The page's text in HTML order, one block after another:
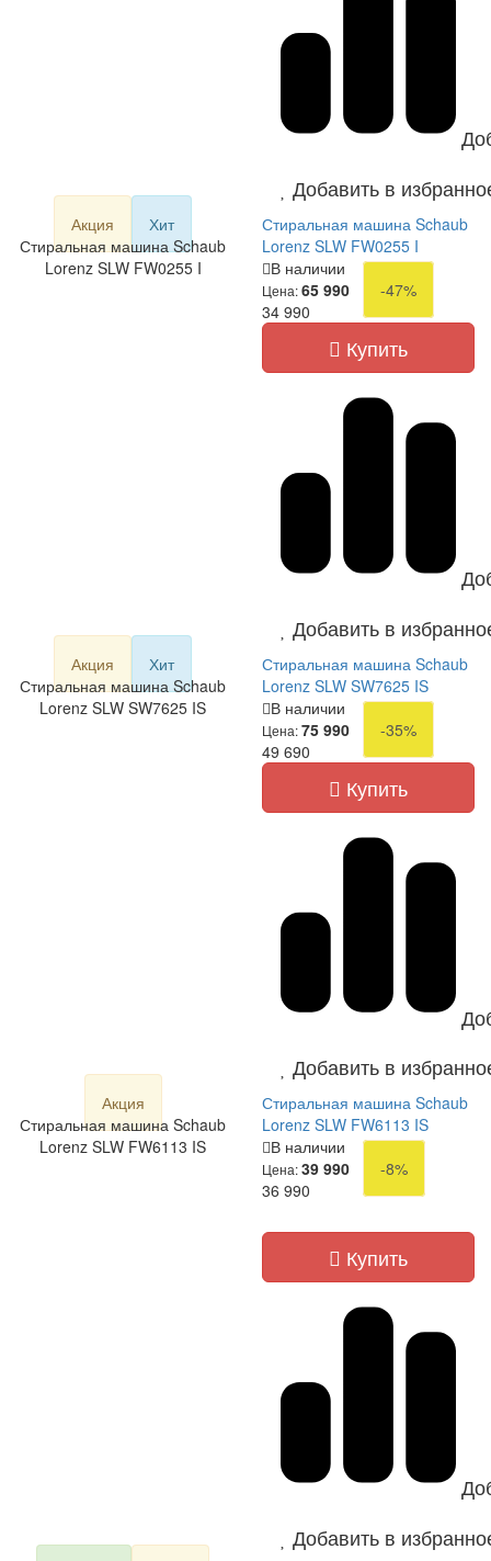
Добавить в
Акция
Хит
Стиральная машина Schaub
Lorenz SLW FW0255 I
Стиральная машина Schaub
Lorenz SLW FW0255 I
В наличии
Цена:65 990
-47%
34 990
Купить
Добавить в
Акция
Хит
Стиральная машина Schaub
Lorenz SLW SW7625 IS
Стиральная машина Schaub
Lorenz SLW SW7625 IS
В наличии
Цена:75 990
-35%
49 690
Купить
Добавить в
Акция
Стиральная машина Schaub
Lorenz SLW FW6113 IS
Стиральная машина Schaub
Lorenz SLW FW6113 IS
В наличии
Цена:39 990
-8%
36 990
Купить
Добавить в